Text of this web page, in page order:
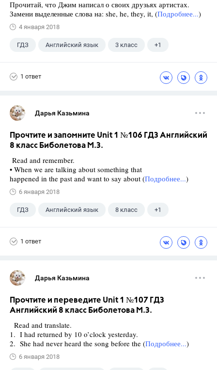
Прочитай, что Джим написал о своих друзьях артистах.
Замени выделенные слова на: she, he, they, it, (Подробнее...)
4 января 2018
ГДЗ Английский язык 3 класс +1
1 ответ
Дарья Казьмина
Прочтите и запомните Unit 1 №106 ГДЗ Английский
8 класс Биболетова М.З.
Read and remember.
• When we are talking about something that
happened in the past and want to say about (Подробнее...)
6 января 2018
ГДЗ Английский язык 8 класс +1
1 ответ
Дарья Казьмина
Прочтите и переведите Unit 1 №107 ГДЗ
Английский 8 класс Биболетова М.З.
Read and translate.
1. I had returned by 10 o’clock yesterday.
2. She had never heard the song before the (Подробнее...)
6 января 2018